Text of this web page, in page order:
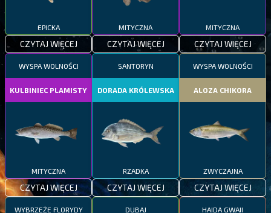
EPICKA
CZYTAJ WIĘCEJ
MITYCZNA
CZYTAJ WIĘCEJ
MITYCZNA
CZYTAJ WIĘCEJ
WYSPA WOLNOŚCI
KULBINIEC PLAMISTY
MITYCZNA
CZYTAJ WIĘCEJ
SANTORYN
DORADA KRÓLEWSKA
RZADKA
CZYTAJ WIĘCEJ
WYSPA WOLNOŚCI
ALOZA CHIKORA
ZWYCZAJNA
CZYTAJ WIĘCEJ
WYBRZEŻE FLORYDY DUBAJ HAIDA GWAII